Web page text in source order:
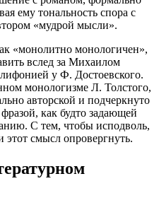
ему тональность спора с
«мудрой мысли».
«монолитно монологичен»,
вслед за Михаилом
у Ф. Достоевского.
монологизме Л. Толстого,
авторской и подчеркнуто
как будто задающей
С тем, чтобы исподволь,
этот смысл опровергнуть.